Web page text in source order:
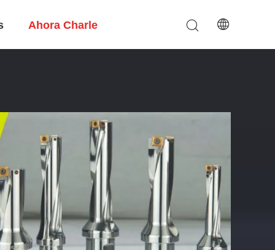
Ahora Charle